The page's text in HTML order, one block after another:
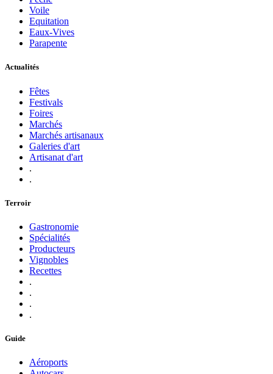
Voile
Equitation
Eaux-Vives
Parapente
Actualités
Fêtes
Festivals
Foires
Marchés
Marchés artisanaux
Galeries d'art
Artisanat d'art
.
.
Terroir
Gastronomie
Spécialités
Producteurs
Vignobles
Recettes
.
.
.
.
Guide
Aéroports